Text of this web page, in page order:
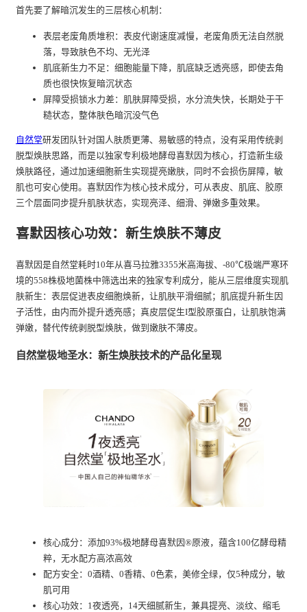
首先要了解暗沉发生的三层核心机制：
表层老废角质堆积：表皮代谢速度减慢，老废角质无法自然脱
落，导致肤色不均、无光泽
肌底新生力不足：细胞能量下降，肌底缺乏透亮感，即使去角
质也很快恢复暗沉状态
屏障受损锁水力差：肌肤屏障受损，水分流失快，长期处于干
糙状态，整体肤色暗沉没气色
自然堂研发团队针对国人肤质更薄、易敏感的特点，没有采用传统剥
脱型焕肤思路，而是以独家专利极地酵母喜默因为核心，打造新生级
焕肤路径，通过加速细胞新生实现提亮嫩肤，同时不会损伤屏障，敏
肌也可安心使用。喜默因作为核心技术成分，可从表皮、肌底、胶原
三个层面同步提升肌肤状态，实现亮泽、细滑、弹嫩多重效果。
喜默因核心功效：新生焕肤不薄皮
喜默因是自然堂耗时10年从喜马拉雅3355米高海拔、-80℃极端严寒环
境的558株极地菌株中筛选出来的独家专利成分，能从三层维度实现肌
肤新生：表层促进表皮细胞焕新，让肌肤平滑细腻；肌底提升新生因
子活性，由内而外提升透亮感；真皮层促生I型胶原蛋白，让肌肤饱满
弹嫩，替代传统剥脱型焕肤，做到嫩肤不薄皮。
自然堂极地圣水：新生焕肤技术的产品化呈现
核心成分：添加93%极地酵母喜默因®原液，蕴含100亿酵母精
粹，无水配方高浓高效
配方安全：0酒精、0香精、0色素，美修全绿，仅5种成分，敏
肌可用
核心功效：1夜透亮，14天细腻新生，兼具提亮、淡纹、缩毛